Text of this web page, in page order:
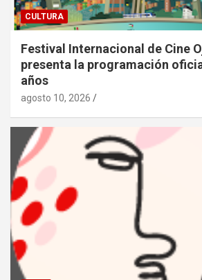
CULTURA
Festival Internacional de Cine
presenta la programación
años
agosto 10, 2026